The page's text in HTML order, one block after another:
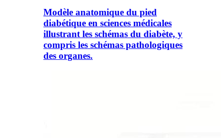
Modèle anatomique du pied
diabétique en sciences médicales
illustrant les schémas du diabète, y
compris les schémas pathologiques
des organes.